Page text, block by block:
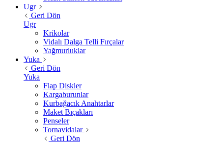
Ugr
Geri Dön
Ugr
Krikolar
Vidalı Dalga Telli Fırçalar
Yağmurluklar
Yuka
Geri Dön
Yuka
Flap Diskler
Kargaburunlar
Kurbağacık Anahtarlar
Maket Bıçakları
Penseler
Tornavidalar
Geri Dön